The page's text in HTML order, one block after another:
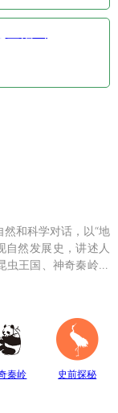
和科学对话，以“地
自然发展史，讲述人
虫王国、神奇秦岭、
列有岩石鼻祖紫苏
、似银杏、新芦木
鹮、珙桐、独叶草
命物种演化图。
秦岭 史前探秘